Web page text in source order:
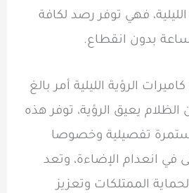
فهي توفر رصد لكافة
بدون انقطاع.
الرؤية الليلية أمر بالغ
الظلام يعيق الرؤية، توفر هذه
تفصيلية وخصوصا
في انعدام الإضاءة، وتعد
الممتلكات وتعزيز